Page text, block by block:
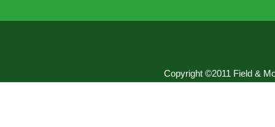
Copyright ©2011 Field &